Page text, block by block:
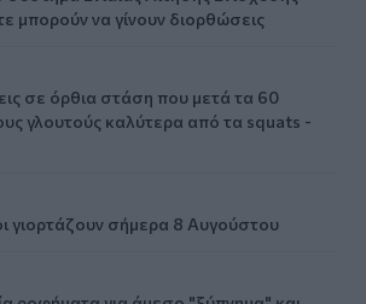
μπορούν να γίνουν διορθώσεις
σε όρθια στάση που μετά τα 60
γλουτούς καλύτερα από τα squats -
γιορτάζουν σήμερα 8 Αυγούστου